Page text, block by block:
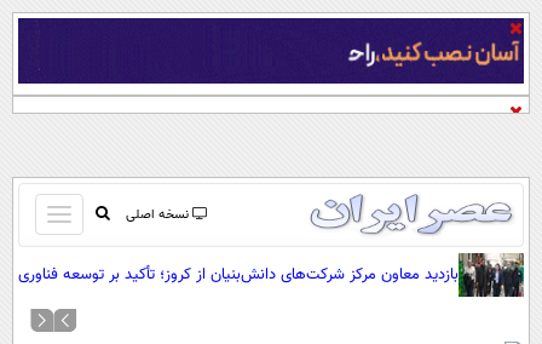
نسخه اصلی
باز
و
بسته
کردن
صفحه اول
بازدید معاون مرکز شرکت‌های دانش‌بنیان از کروز؛ تأکید بر توسعه فناوری